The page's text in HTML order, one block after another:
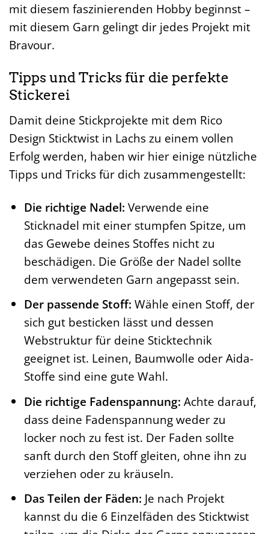
mit diesem faszinierenden Hobby beginnst –
mit diesem Garn gelingt dir jedes Projekt mit
Bravour.
Tipps und Tricks für die perfekte
Stickerei
Damit deine Stickprojekte mit dem Rico
Design Sticktwist in Lachs zu einem vollen
Erfolg werden, haben wir hier einige nützliche
Tipps und Tricks für dich zusammengestellt:
Die richtige Nadel: Verwende eine
Sticknadel mit einer stumpfen Spitze, um
das Gewebe deines Stoffes nicht zu
beschädigen. Die Größe der Nadel sollte
dem verwendeten Garn angepasst sein.
Der passende Stoff: Wähle einen Stoff, der
sich gut besticken lässt und dessen
Webstruktur für deine Sticktechnik
geeignet ist. Leinen, Baumwolle oder Aida-
Stoffe sind eine gute Wahl.
Die richtige Fadenspannung: Achte darauf,
dass deine Fadenspannung weder zu
locker noch zu fest ist. Der Faden sollte
sanft durch den Stoff gleiten, ohne ihn zu
verziehen oder zu kräuseln.
Das Teilen der Fäden: Je nach Projekt
kannst du die 6 Einzelfäden des Sticktwist